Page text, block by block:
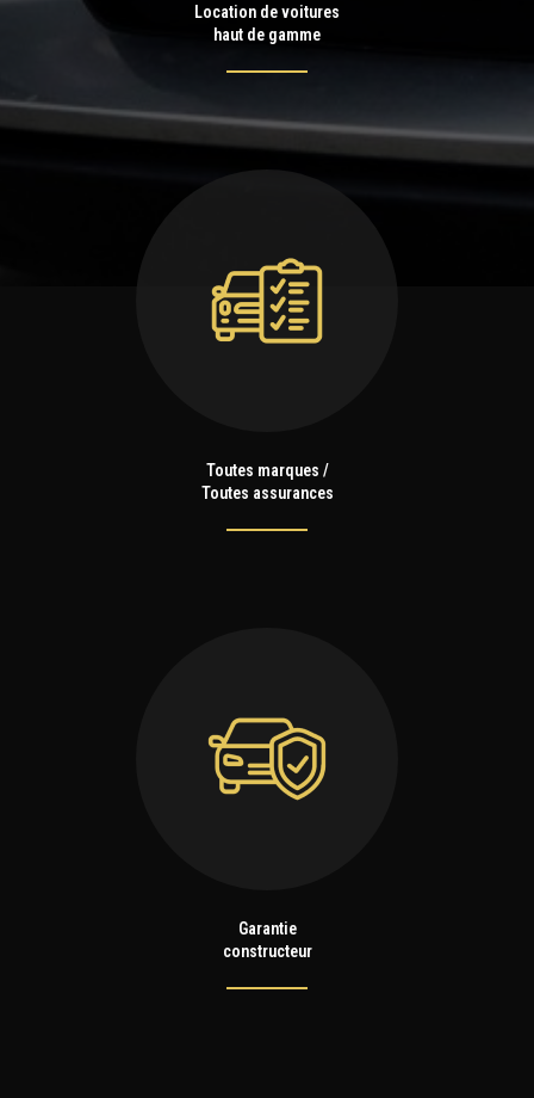
Location de voitures
haut de gamme
Toutes marques /
Toutes assurances
Garantie
constructeur